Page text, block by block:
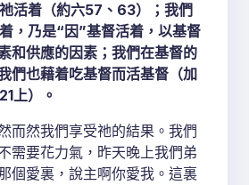
活着（約六57、63）；我們
，乃是“因”基督活着，以基督
和供應的因素；我們在基督的
們也藉着吃基督而活基督（加
上）。
而然我們享受祂的結果。我們
需要花力氣，昨天晚上我們弟
個愛裏，說主啊你愛我。這裏